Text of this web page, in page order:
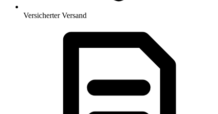
Versicherter Versand